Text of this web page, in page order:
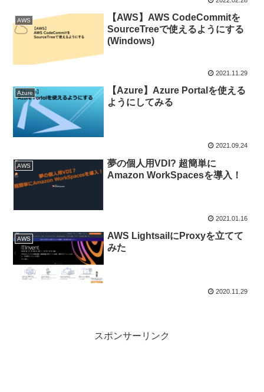
AWS
【AWS】AWS CodeCommitを
SourceTreeで使えるようにする
(Windows)
2021.11.29
Azure
【Azure】Azure Portalを使える
ようにしてみる
2021.09.24
AWS
夢の個人用VDI? 超簡単に
Amazon WorkSpacesを導入！
2021.01.16
AWS
AWS LightsailにProxyを立てて
みた
2020.11.29
スポンサーリンク